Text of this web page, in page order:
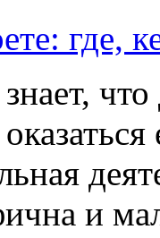
где,
и